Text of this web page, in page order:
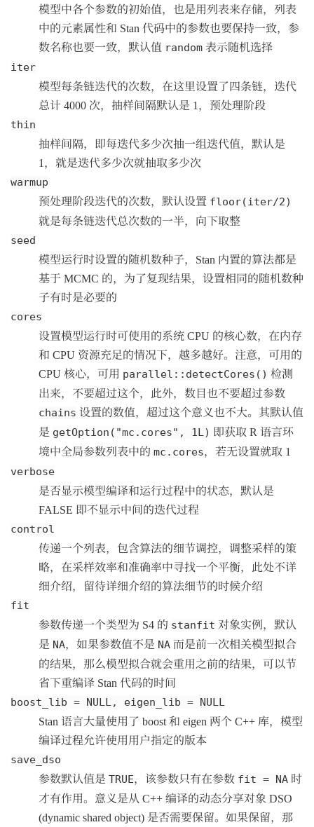
模型中各个参数的初始值，也是用列表来存储，列表
中的元素属性和 Stan 代码中的参数也要保持一致，参
数名称也要一致，默认值 random 表示随机选择
iter
模型每条链迭代的次数，在这里设置了四条链，迭代
总计 4000 次，抽样间隔默认是 1，预处理阶段
thin
抽样间隔，即每迭代多少次抽一组迭代值，默认是
1，就是迭代多少次就抽取多少次
warmup
预处理阶段迭代的次数，默认设置 floor(iter/2)
就是每条链迭代总次数的一半，向下取整
seed
模型运行时设置的随机数种子，Stan 内置的算法都是
基于 MCMC 的，为了复现结果，设置相同的随机数种
子有时是必要的
cores
设置模型运行时可使用的系统 CPU 的核心数，在内存
和 CPU 资源充足的情况下，越多越好。注意，可用的
CPU 核心，可用 parallel::detectCores() 检测
出来，不要超过这个，此外，数目也不要超过参数
chains 设置的数值，超过这个意义也不大。其默认值
是 getOption("mc.cores", 1L) 即获取 R 语言环
境中全局参数列表中的 mc.cores，若无设置就取 1
verbose
是否显示模型编译和运行过程中的状态，默认是
FALSE 即不显示中间的迭代过程
control
传递一个列表，包含算法的细节调控，调整采样的策
略，在采样效率和准确率中寻找一个平衡，此处不详
细介绍，留待详细介绍的算法细节的时候介绍
fit
参数传递一个类型为 S4 的 stanfit 对象实例，默认
是 NA，如果参数值不是 NA 而是前一次相关模型拟合
的结果，那么模型拟合就会重用之前的结果，可以节
省下重编译 Stan 代码的时间
boost_lib = NULL, eigen_lib = NULL
Stan 语言大量使用了 boost 和 eigen 两个 C++ 库，模型
编译过程允许使用用户指定的版本
save_dso
参数默认值是 TRUE，该参数只有在参数 fit = NA 时
才有作用。意义是从 C++ 编译的动态分享对象 DSO
(dynamic shared object) 是否需要保留。如果保留，那